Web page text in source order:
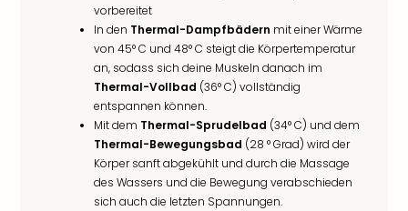
vorbereitet
In den Thermal-Dampfbädern mit einer Wärme
von 45° C und 48° C steigt die Körpertemperatur
an, sodass sich deine Muskeln danach im
Thermal-Vollbad (36° C) vollständig
entspannen können.
Mit dem Thermal-Sprudelbad (34° C) und dem
Thermal-Bewegungsbad (28 ° Grad) wird der
Körper sanft abgekühlt und durch die Massage
des Wassers und die Bewegung verabschieden
sich auch die letzten Spannungen.